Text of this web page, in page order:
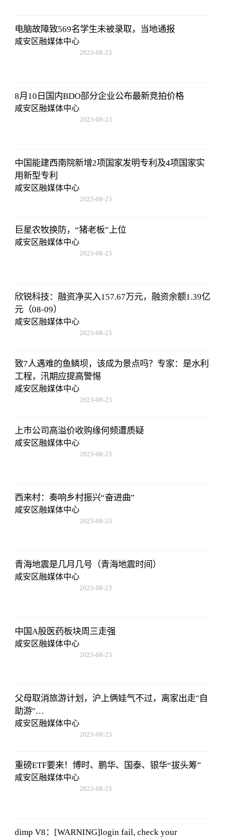
电脑故障致569名学生未被录取，当地通报
咸安区融媒体中心
2023-08-23
8月10日国内BDO部分企业公布最新竞拍价格
咸安区融媒体中心
2023-08-23
中国能建西南院新增2项国家发明专利及4项国家实
用新型专利
咸安区融媒体中心
2023-08-23
巨星农牧换防，“猪老板”上位
咸安区融媒体中心
2023-08-23
欣锐科技：融资净买入157.67万元，融资余额1.39亿
元（08-09）
咸安区融媒体中心
2023-08-23
致7人遇难的鱼鳞坝，该成为景点吗？专家：是水利
工程，汛期应提高警惕
咸安区融媒体中心
2023-08-23
上市公司高溢价收购缘何频遭质疑
咸安区融媒体中心
2023-08-23
西来村：奏响乡村振兴“奋进曲”
咸安区融媒体中心
2023-08-23
青海地震是几月几号（青海地震时间）
咸安区融媒体中心
2023-08-23
中国A股医药板块周三走强
咸安区融媒体中心
2023-08-23
父母取消旅游计划，沪上俩娃气不过，离家出走"自
助游"…
咸安区融媒体中心
2023-08-23
重磅ETF要来！博时、鹏华、国泰、银华“拔头筹”
咸安区融媒体中心
2023-08-23
dimp V8：[WARNING]login fail, check your